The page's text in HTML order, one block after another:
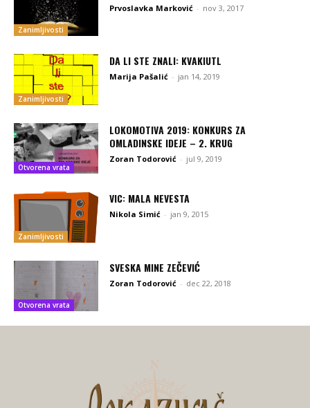
Zanimljivosti
Prvoslavka Marković - nov 3, 2017
Zanimljivosti
DA LI STE ZNALI: KVAKIUTL
Marija Pašalić - jan 14, 2019
Otvorena vrata
LOKOMOTIVA 2019: KONKURS ZA
OMLADINSKE IDEJE – 2. KRUG
Zoran Todorović - jul 9, 2019
Zanimljivosti
VIC: MALA NEVESTA
Nikola Simić - jan 9, 2015
Otvorena vrata
SVESKA MINE ZEČEVIĆ
Zoran Todorović - dec 22, 2018